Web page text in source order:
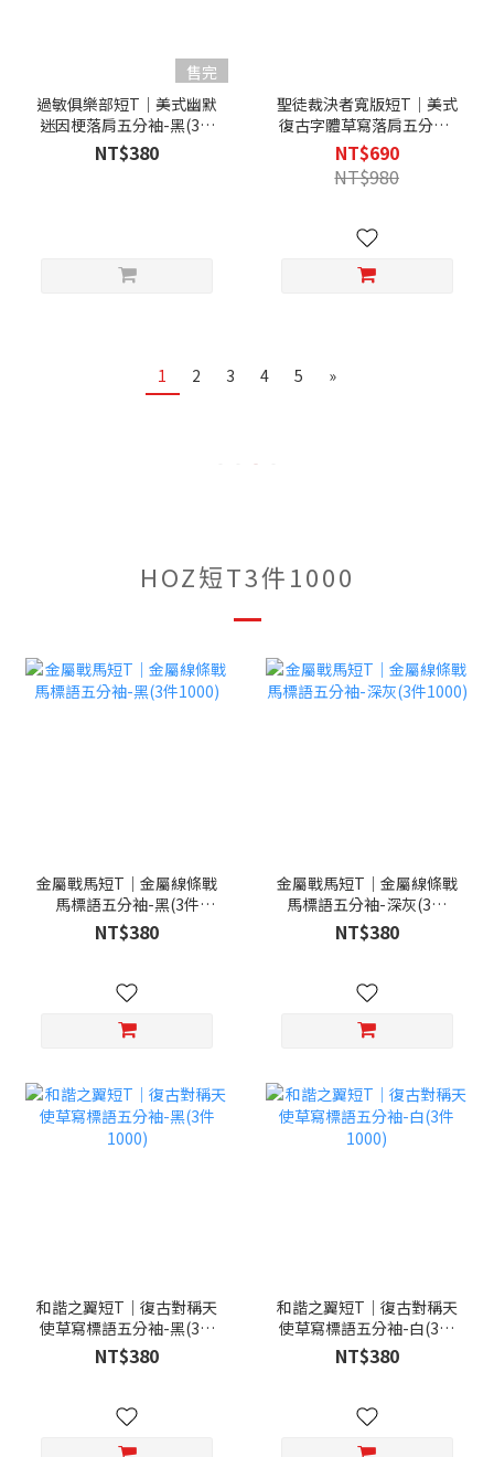
售完
過敏俱樂部短T｜美式幽默
迷因梗落肩五分袖-黑(3件
1000)
NT$380
聖徒裁決者寬版短T｜美式
復古字體草寫落肩五分袖-
黑(3件1800)
NT$690
NT$980
1 2 3 4 5 »
HOZ短T3件1000
金屬戰馬短T｜金屬線條戰
馬標語五分袖-黑(3件
1000)
NT$380
金屬戰馬短T｜金屬線條戰
馬標語五分袖-深灰(3件
1000)
NT$380
和諧之翼短T｜復古對稱天
使草寫標語五分袖-黑(3件
1000)
NT$380
和諧之翼短T｜復古對稱天
使草寫標語五分袖-白(3件
1000)
NT$380